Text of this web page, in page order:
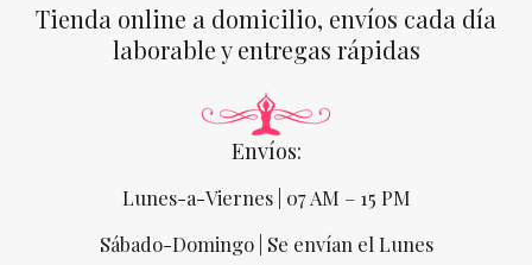
Tienda online a domicilio, envíos cada día
laborable y entregas rápidas
Envíos:
Lunes-a-Viernes | 07 AM – 15 PM
Sábado-Domingo | Se envían el Lunes